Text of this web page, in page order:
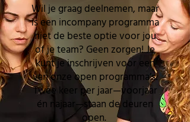
Wil je graag deelnemen, maar
is een incompany programma
niet de beste optie voor jou
of je team? Geen zorgen! Je
kunt je inschrijven voor een
van onze open programma’s!
Twee keer per jaar—voorjaar
én najaar—staan de deuren
open.